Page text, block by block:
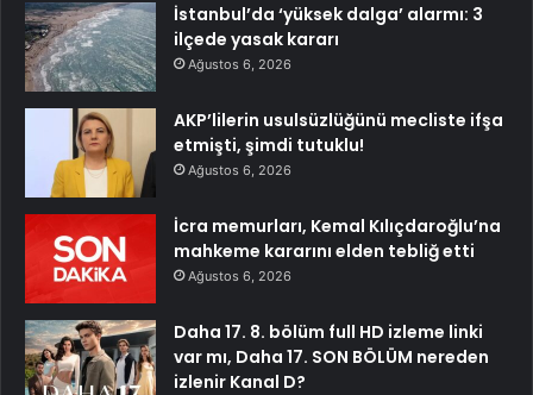
İstanbul’da ‘yüksek dalga’ alarmı: 3
ilçede yasak kararı
Ağustos 6, 2026
AKP’lilerin usulsüzlüğünü mecliste ifşa
etmişti, şimdi tutuklu!
Ağustos 6, 2026
İcra memurları, Kemal Kılıçdaroğlu’na
mahkeme kararını elden tebliğ etti
Ağustos 6, 2026
Daha 17. 8. bölüm full HD izleme linki
var mı, Daha 17. SON BÖLÜM nereden
izlenir Kanal D?